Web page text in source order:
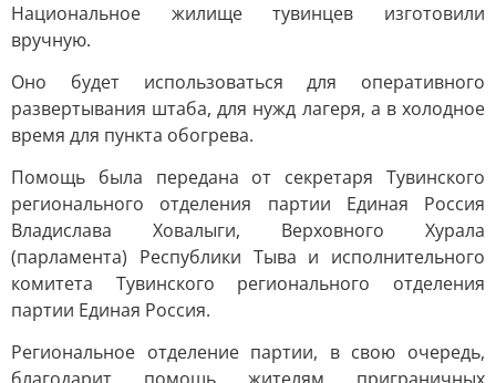
Национальное жилище тувинцев изготовили
вручную.
Оно будет использоваться для оперативного
развертывания штаба, для нужд лагеря, а в холодное
время для пункта обогрева.
Помощь была передана от секретаря Тувинского
регионального отделения партии Единая Россия
Владислава Ховалыги, Верховного Хурала
(парламента) Республики Тыва и исполнительного
комитета Тувинского регионального отделения
партии Единая Россия.
Региональное отделение партии, в свою очередь,